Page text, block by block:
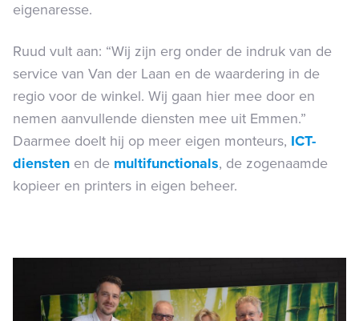
eigenaresse.
Ruud vult aan: “Wij zijn erg onder de indruk van de
service van Van der Laan en de waardering in de
regio voor de winkel. Wij gaan hier mee door en
nemen aanvullende diensten mee uit Emmen.”
Daarmee doelt hij op meer eigen monteurs, ICT-
diensten en de multifunctionals, de zogenaamde
kopieer en printers in eigen beheer.